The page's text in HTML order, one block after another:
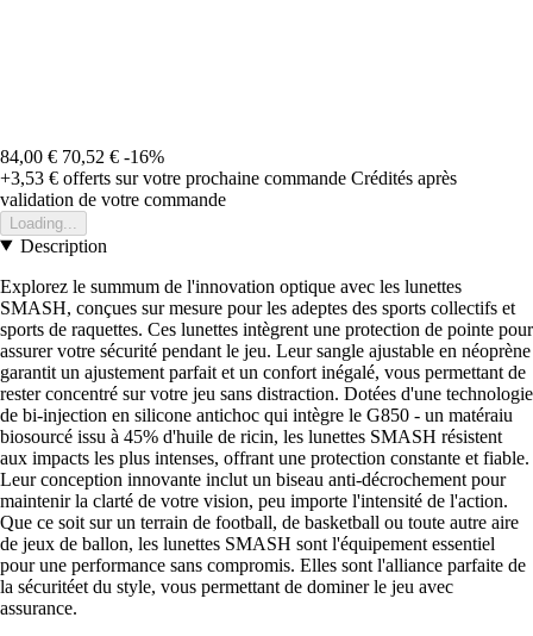
84,00 € 70,52 € -16%
+3,53 € offerts sur votre prochaine commande Crédités après
validation de votre commande
Loading...
Description
Explorez le summum de l'innovation optique avec les lunettes
SMASH, conçues sur mesure pour les adeptes des sports collectifs et
sports de raquettes. Ces lunettes intègrent une protection de pointe pour
assurer votre sécurité pendant le jeu. Leur sangle ajustable en néoprène
garantit un ajustement parfait et un confort inégalé, vous permettant de
rester concentré sur votre jeu sans distraction. Dotées d'une technologie
de bi-injection en silicone antichoc qui intègre le G850 - un matéraiu
biosourcé issu à 45% d'huile de ricin, les lunettes SMASH résistent
aux impacts les plus intenses, offrant une protection constante et fiable.
Leur conception innovante inclut un biseau anti-décrochement pour
maintenir la clarté de votre vision, peu importe l'intensité de l'action.
Que ce soit sur un terrain de football, de basketball ou toute autre aire
de jeux de ballon, les lunettes SMASH sont l'équipement essentiel
pour une performance sans compromis. Elles sont l'alliance parfaite de
la sécuritéet du style, vous permettant de dominer le jeu avec
assurance.